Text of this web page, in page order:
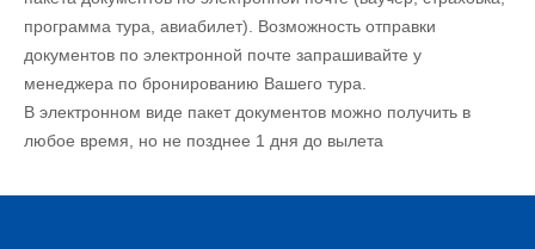
программа тура, авиабилет). Возможность отправки
документов по электронной почте запрашивайте у
менеджера по бронированию Вашего тура.
В электронном виде пакет документов можно получить в
любое время, но не позднее 1 дня до вылета